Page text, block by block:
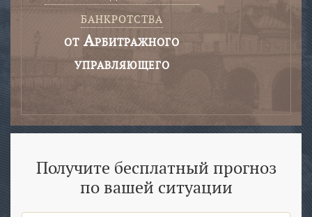
банкротства
от Арбитражного
управляющего
Получите бесплатный прогноз
по вашей ситуации